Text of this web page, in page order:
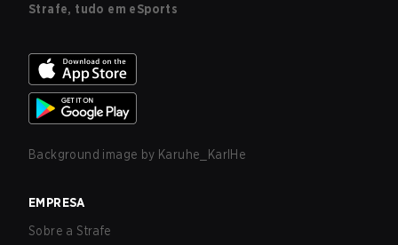
Strafe, tudo em eSports
Background image by Karuhe_KarlHe
EMPRESA
Sobre a Strafe